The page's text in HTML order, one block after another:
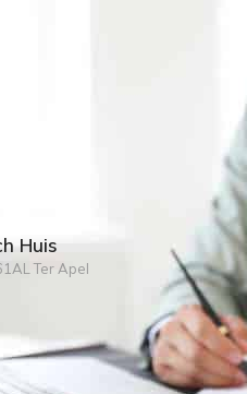
Huis
Ter Apel